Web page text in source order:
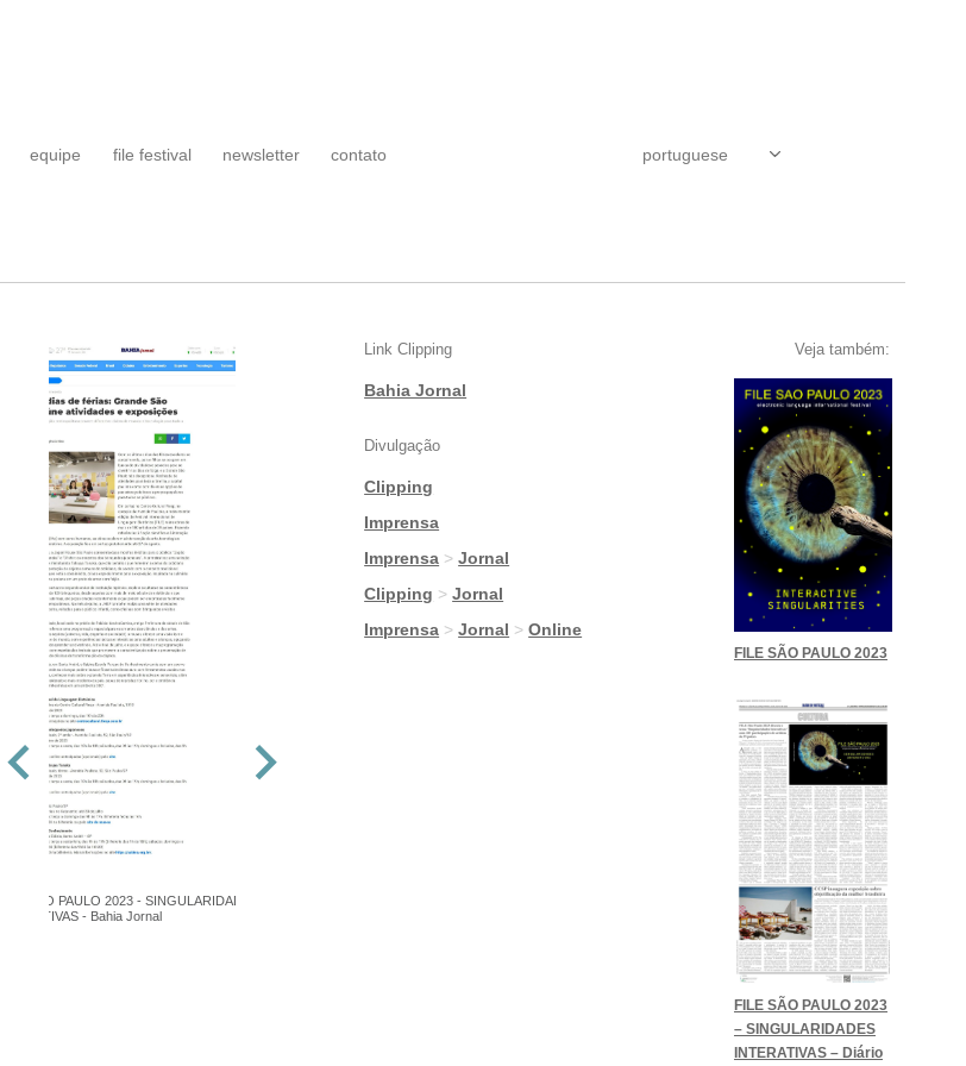
equipe file festival newsletter contato
FILE SÃO PAULO 2023 - SINGULARIDADES
INTERATIVAS - Bahia Jornal
Link Clipping
Bahia Jornal
Divulgação
Clipping
|Imprensa
|Imprensa >Jornal
|Clipping >Jornal
|Imprensa >Jornal >Online
Veja também:
FILE SÃO PAULO 2023
FILE SÃO PAULO 2023
– SINGULARIDADES
INTERATIVAS – Diário